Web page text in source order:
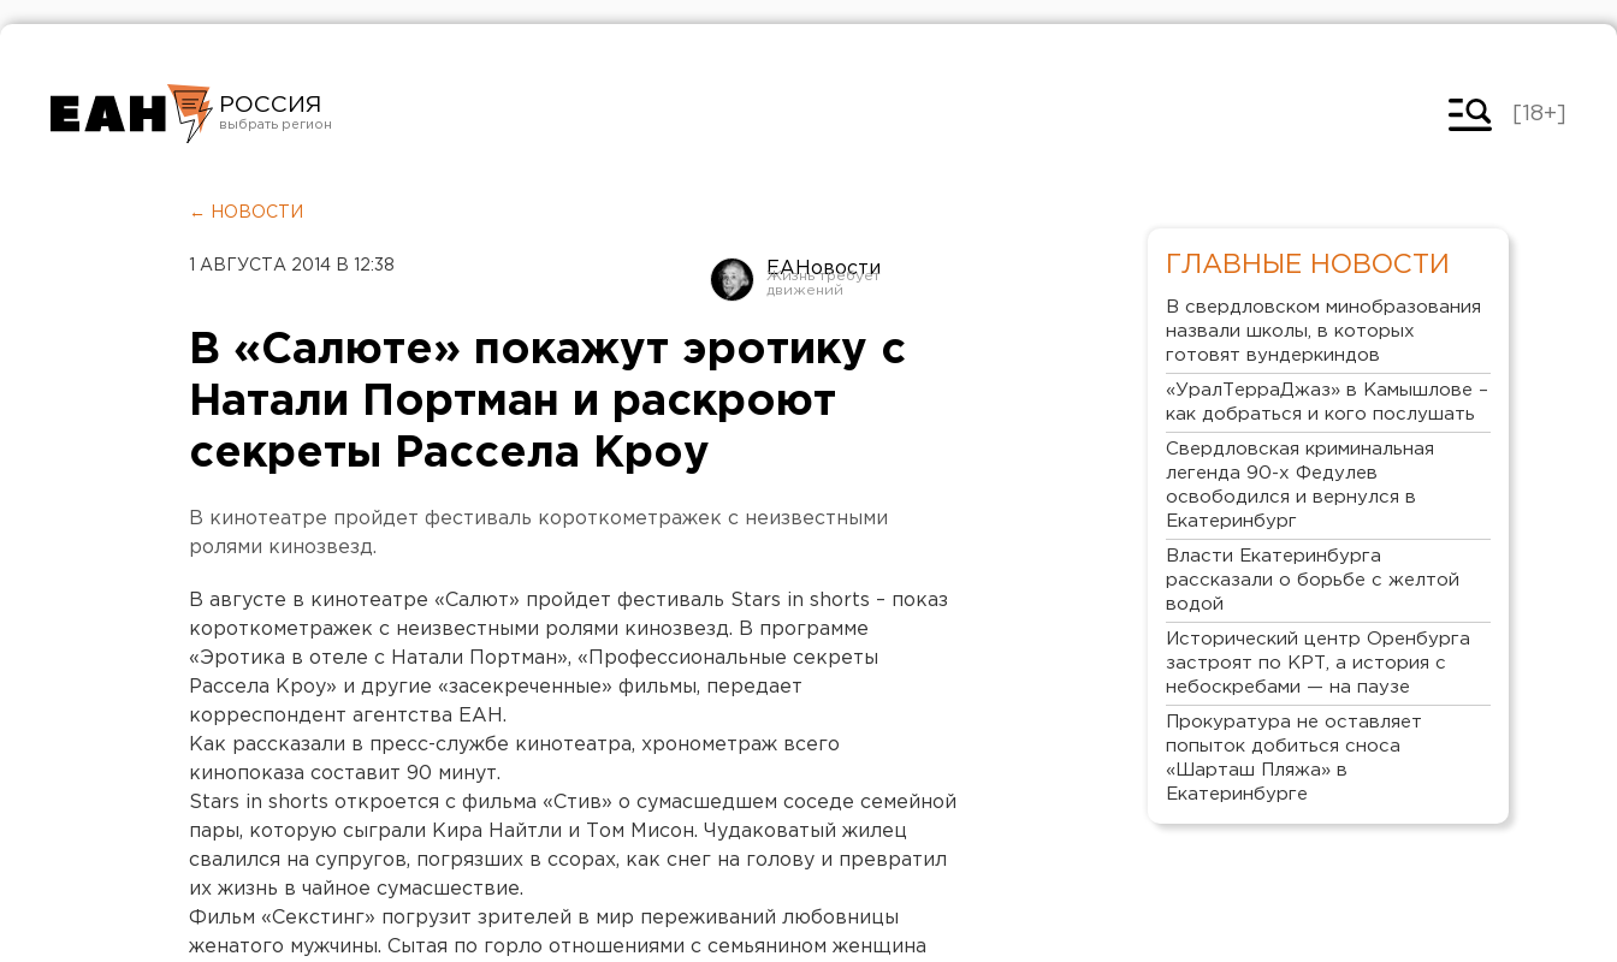
РОССИЯ
Челябинск
[18+]
← НОВОСТИ
1 АВГУСТА 2014 В 12:38 ЕАНовости
В «Салюте» покажут эротику с
Натали Портман и раскроют
секреты Рассела Кроу
В кинотеатре пройдет фестиваль короткометражек с неизвестными
ролями кинозвезд.
В августе в кинотеатре «Салют» пройдет фестиваль Stars in shorts – показ
короткометражек с неизвестными ролями кинозвезд. В программе
«Эротика в отеле с Натали Портман», «Профессиональные секреты
Рассела Кроу» и другие «засекреченные» фильмы, передает
корреспондент агентства ЕАН.
Как рассказали в пресс-службе кинотеатра, хронометраж всего
кинопоказа составит 90 минут.
Stars in shorts откроется с фильма «Стив» о сумасшедшем соседе семейной
пары, которую сыграли Кира Найтли и Том Мисон. Чудаковатый жилец
свалился на супругов, погрязших в ссорах, как снег на голову и превратил
их жизнь в чайное сумасшествие.
Фильм «Секстинг» погрузит зрителей в мир переживаний любовницы
женатого мужчины. Сытая по горло отношениями с семьянином женщина
ГЛАВНЫЕ НОВОСТИ
В свердловском минобразования
назвали школы, в которых
готовят вундеркиндов
«УралТерраДжаз» в Камышлове –
как добраться и кого послушать
Свердловская криминальная
легенда 90-х Федулев
освободился и вернулся в
Екатеринбург
Власти Екатеринбурга
рассказали о борьбе с желтой
водой
Исторический центр Оренбурга
застроят по КРТ, а история с
небоскребами — на паузе
Прокуратура не оставляет
попыток добиться сноса
«Шарташ Пляжа» в
Екатеринбурге